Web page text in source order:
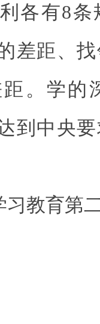
各有8
差距、
。学的
到中央
教育第